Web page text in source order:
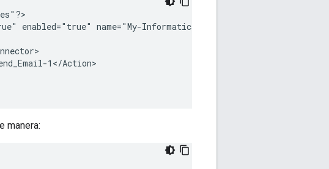
enabled="true"
manera: